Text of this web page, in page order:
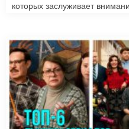
которых заслуживает